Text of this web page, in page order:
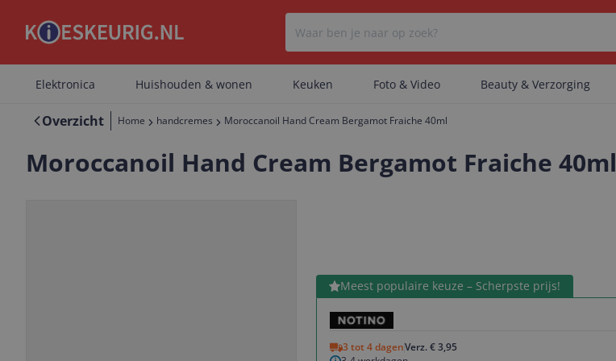
Er zijn geen categorieën gevonden.
Er zijn geen artikelen gevonden.
Elektronica Huishouden & wonen Keuken Foto & Video Beauty & Verzorging
Overzicht Home handcremes Moroccanoil Hand Cream Bergamot Fraiche 40ml
Moroccanoil Hand Cream Bergamot Fraiche 40ml
Meest populaire keuze – Scherpste prijs!
3 tot 4 dagenVerz. € 3,95
Bekijk product